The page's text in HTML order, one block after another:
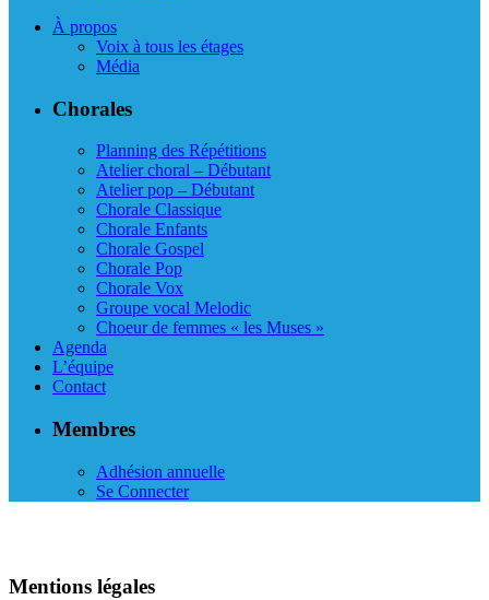
À propos
Voix à tous les étages
Média
Chorales
Planning des Répétitions
Atelier choral – Débutant
Atelier pop – Débutant
Chorale Classique
Chorale Enfants
Chorale Gospel
Chorale Pop
Chorale Vox
Groupe vocal Melodic
Choeur de femmes « les Muses »
Agenda
L’équipe
Contact
Membres
Adhésion annuelle
Se Connecter
Mentions légales